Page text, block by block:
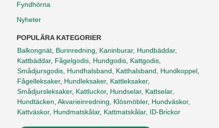
Fyndhörna
Nyheter
POPULÄRA KATEGORIER
Balkongnät, Burinredning, Kaninburar, Hundbäddar,
Kattbäddar, Fågelgodis, Hundgodis, Kattgodis,
Smådjursgodis, Hundhalsband, Katthalsband, Hundkoppel,
Fågelleksaker, Hundleksaker, Kattleksaker,
Smådjursleksaker, Kattluckor, Hundselar, Kattselar,
Hundtäcken, Akvarieinredning, Klösmöbler, Hundväskor,
Kattväskor, Hundmatskålar, Kattmatskålar, ID-Brickor